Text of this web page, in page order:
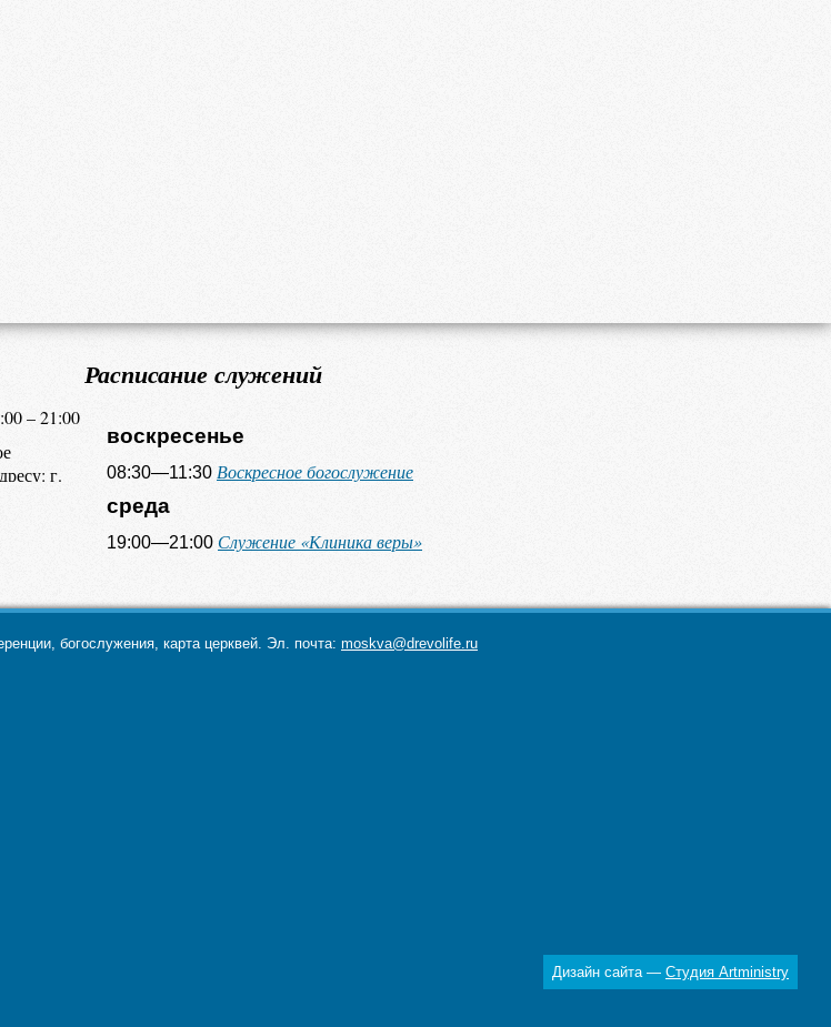
– 21:00
г.
Расписание служений
воскресенье
08:30—11:30 Воскресное богослужение
среда
19:00—21:00 Служение «Клиника веры»
богослужения, карта церквей. Эл. почта: moskva@drevolife.ru
Дизайн сайта — Студия Artministry